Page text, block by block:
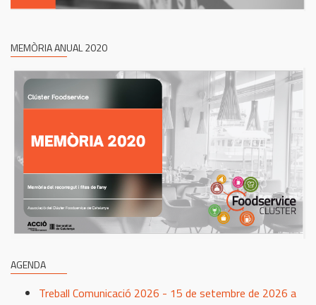
MEMÒRIA ANUAL 2020
AGENDA
Treball Comunicació 2026 - 15 de setembre de 2026 a